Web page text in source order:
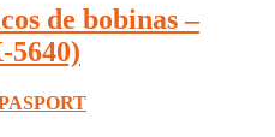
de bobinas –